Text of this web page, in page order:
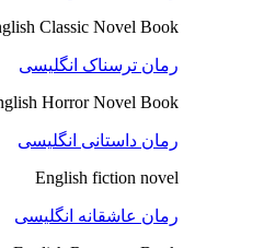
Classic Novel Book
رمان ترسناک انگلیسی
Horror Novel Book
رمان داستانی انگلیسی
English fiction novel
رمان عاشقانه انگلیسی